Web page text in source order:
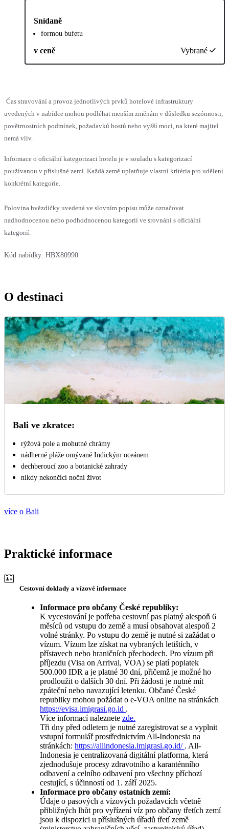
Snídaně
formou bufetu
v ceně Vybrané
Čas stravování a provoz jednotlivých prvků hotelové infrastruktury
uvedených v nabídce mohou podléhat menším změnám v důsledku sezónnosti,
povětrnostních podmínek, požadavků hostů nebo vyšší moci, na které majitel
nemá vliv.
Informace o oficiální kategorizaci hotelu je v souladu s kategorizací
používanou v příslušné zemi. Každá země uplatňuje vlastní kritéria pro udělení
konkrétní kategorie.
Polovina hvězdičky uvedená ve slovním popisu může označovat
nadhodnocenou nebo podhodnocenou kategorii ve srovnání s oficiální
kategorií.
Kód nabídky: HBX80990
O destinaci
Bali ve zkratce:
rýžová pole a mohutné chrámy
nádherné pláže omývané Indickým oceánem
dechberoucí zoo a botanické zahrady
nikdy nekončící noční život
více o Bali
Praktické informace
Cestovní doklady a vízové informace
Informace pro občany České republiky:
K vycestování je potřeba cestovní pas platný alespoň 6
měsíců od vstupu do země a musí obsahovat alespoň 2
volné stránky. Po vstupu do země je nutné si zažádat o
vízum. Vízum lze získat na vybraných letištích, v
přístavech nebo hraničních přechodech. Pro vízum při
příjezdu (Visa on Arrival, VOA) se platí poplatek
500.000 IDR a je platné 30 dní, přičemž je možné ho
prodloužit o dalších 30 dní. Při žádosti je nutné mít
zpáteční nebo navazující letenku. Občané České
republiky mohou požádat o e-VOA online na stránkách
https://evisa.imigrasi.go.id .
Více informací naleznete zde.
Tři dny před odletem je nutné zaregistrovat se a vyplnit
vstupní formulář prostřednictvím All-Indonesia na
stránkách: https://allindonesia.imigrasi.go.id/ . All-
Indonesia je centralizovaná digitální platforma, která
zjednodušuje procesy zdravotního a karanténního
odbavení a celního odbavení pro všechny příchozí
cestující, s účinností od 1. září 2025.
Informace pro občany ostatních zemí:
Údaje o pasových a vízových požadavcích včetně
přibližných lhůt pro vyřízení víz pro občany třetích zemí
jsou k dispozici u příslušných úřadů třetí země